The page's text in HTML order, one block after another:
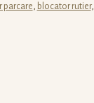
parcare , blocator rutier,